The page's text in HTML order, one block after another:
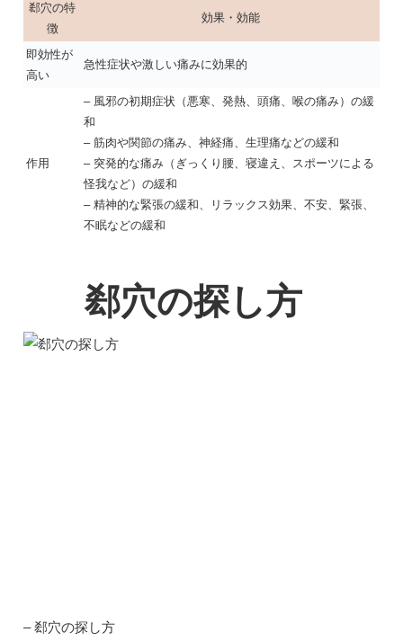
郄穴の特
徴
効果・効能
即効性が
高い
急性症状や激しい痛みに効果的
作用
– 風邪の初期症状（悪寒、発熱、頭痛、喉の痛み）の緩
和
– 筋肉や関節の痛み、神経痛、生理痛などの緩和
– 突発的な痛み（ぎっくり腰、寝違え、スポーツによる
怪我など）の緩和
– 精神的な緊張の緩和、リラックス効果、不安、緊張、
不眠などの緩和
郄穴の探し方
– 郄穴の探し方